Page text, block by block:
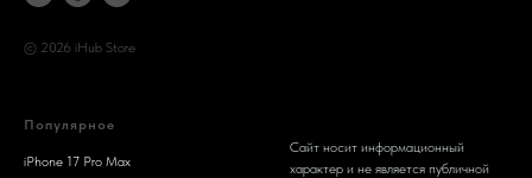
© 2026 iHub Store
Популярное
iPhone 17 Pro Max
Сайт носит информационный
характер и не является публичной